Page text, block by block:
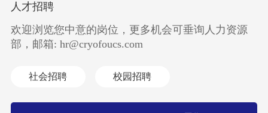
人才招聘
欢迎浏览您中意的岗位，更多机会可垂询人力资源
部，邮箱: hr@cryofoucs.com
社会招聘 校园招聘